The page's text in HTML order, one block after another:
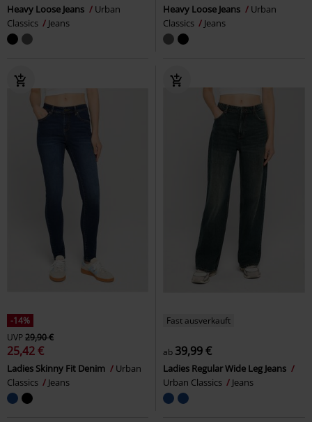
Heavy Loose Jeans
Urban
Classics
Jeans
Heavy Loose Jeans
Urban
Classics
Jeans
-14%
UVP29,90 €
25,42 €
Ladies Skinny Fit Denim
Urban
Classics
Jeans
Fast ausverkauft
ab 39,99 €
Ladies Regular Wide Leg Jeans
Urban Classics
Jeans